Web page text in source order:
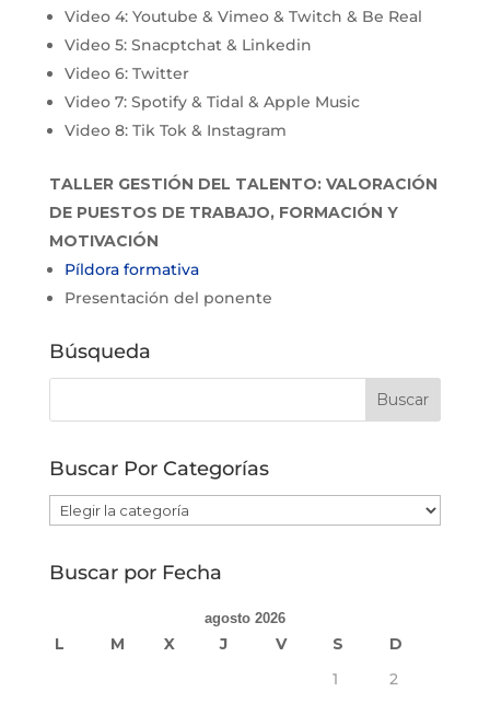
Video 4: Youtube & Vimeo & Twitch & Be Real
Video 5: Snacptchat & Linkedin
Video 6: Twitter
Video 7: Spotify & Tidal & Apple Music
Video 8: Tik Tok & Instagram
TALLER GESTIÓN DEL TALENTO: VALORACIÓN
DE PUESTOS DE TRABAJO, FORMACIÓN Y
MOTIVACIÓN
Píldora formativa
Presentación del ponente
Búsqueda
Buscar Por Categorías
Buscar
Categorías
Buscar por Fecha
agosto 2026
L M X J V S
D
1
2